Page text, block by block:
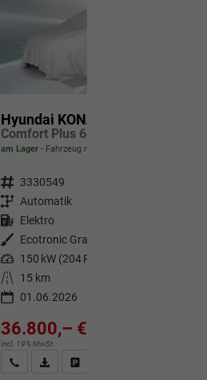
Hyundai KONA Elektro
am Lager Fahrzeug mit Tageszulassung
Fahrzeugnr. 3330549
Getriebe Automatik
Kraftstoff Elektro
Außenfarbe
Ecotronic Gray
Leistung 150 kW (204 PS)
Kilometerstand
15 km
01.06.2026
36.800,– €
incl. 19% MwSt.
Wir rufen Sie anFahrzeugexposé (PDF)